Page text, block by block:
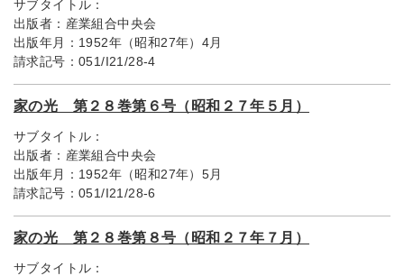
サブタイトル：
出版者： 産業組合中央会
出版年月： 1952年（昭和27年）4月
請求記号： 051/I21/28-4
家の光 第２８巻第６号（昭和２７年５月）
サブタイトル：
出版者： 産業組合中央会
出版年月： 1952年（昭和27年）5月
請求記号： 051/I21/28-6
家の光 第２８巻第８号（昭和２７年７月）
サブタイトル：